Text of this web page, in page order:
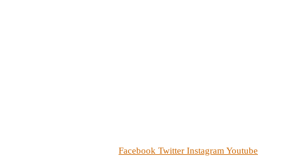
Facebook Twitter Instagram Youtube